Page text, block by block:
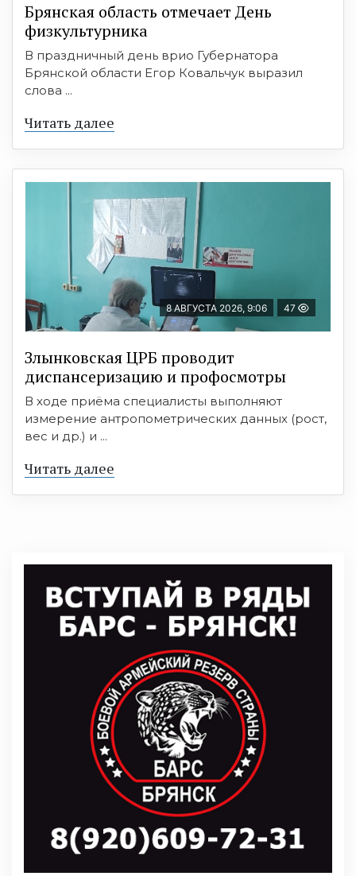
Брянская область отмечает День
физкультурника
В праздничный день врио Губернатора
Брянской области Егор Ковальчук выразил
слова ...
Читать далее
8 АВГУСТА 2026, 9:06 47
Злынковская ЦРБ проводит
диспансеризацию и профосмотры
В ходе приёма специалисты выполняют
измерение антропометрических данных (рост,
вес и др.) и ...
Читать далее